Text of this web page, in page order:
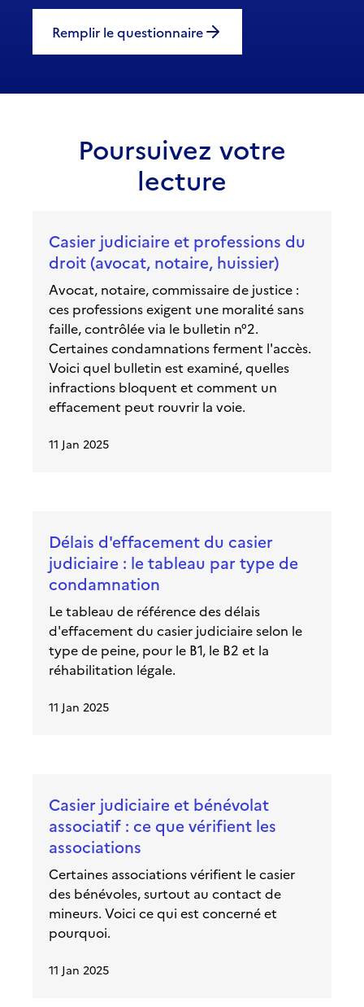
Remplir le questionnaire
Poursuivez votre
lecture
Casier judiciaire et professions du
droit (avocat, notaire, huissier)
Avocat, notaire, commissaire de justice :
ces professions exigent une moralité sans
faille, contrôlée via le bulletin n°2.
Certaines condamnations ferment l'accès.
Voici quel bulletin est examiné, quelles
infractions bloquent et comment un
effacement peut rouvrir la voie.
11 Jan 2025
Délais d'effacement du casier
judiciaire : le tableau par type de
condamnation
Le tableau de référence des délais
d'effacement du casier judiciaire selon le
type de peine, pour le B1, le B2 et la
réhabilitation légale.
11 Jan 2025
Casier judiciaire et bénévolat
associatif : ce que vérifient les
associations
Certaines associations vérifient le casier
des bénévoles, surtout au contact de
mineurs. Voici ce qui est concerné et
pourquoi.
11 Jan 2025